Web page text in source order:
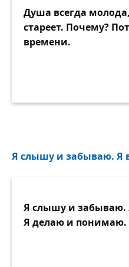
Душа всегда
стареет. Почему?
времени.
Я слышу и забываю. Я
Я слышу и
Я делаю и понимаю.